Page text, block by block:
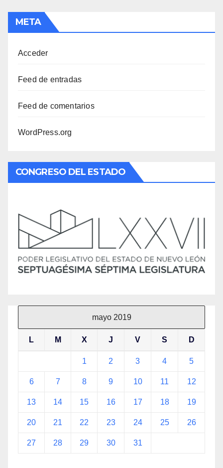
META
Acceder
Feed de entradas
Feed de comentarios
WordPress.org
CONGRESO DEL ESTADO
mayo 2019
L M X J V S D
1 2 3 4 5
6 7 8 9 10 11 12
13 14 15 16 17 18 19
20 21 22 23 24 25 26
27 28 29 30 31